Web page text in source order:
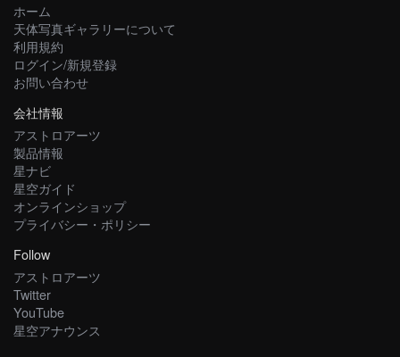
ホーム
天体写真ギャラリーについて
利用規約
ログイン/新規登録
お問い合わせ
会社情報
アストロアーツ
製品情報
星ナビ
星空ガイド
オンラインショップ
プライバシー・ポリシー
Follow
アストロアーツ
Twitter
YouTube
星空アナウンス